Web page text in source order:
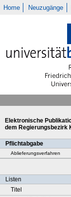
Home Neuzugänge
Elektronische
dem Regierungsbezirk
Pflichtabgabe
Ablieferungsverfahren
Listen
Titel